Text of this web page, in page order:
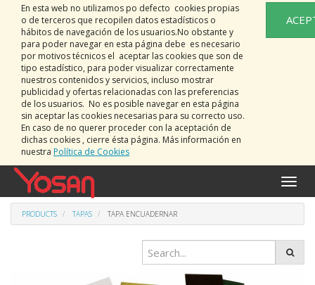
En esta web no utilizamos po defecto cookies propias
o de terceros que recopilen datos estadísticos o
hábitos de navegación de los usuarios.No obstante y
para poder navegar en esta página debe es necesario
por motivos técnicos el aceptar las cookies que son de
tipo estadístico, para poder visualizar correctamente
nuestros contenidos y servicios, incluso mostrar
publicidad y ofertas relacionadas con las preferencias
de los usuarios. No es posible navegar en esta página
sin aceptar las cookies necesarias para su correcto uso.
En caso de no querer proceder con la aceptación de
dichas cookies , cierre ésta página. Más información en
nuestra Política de Cookies
Toggle
PRODUCTS TAPAS TAPA ENCUADERNAR